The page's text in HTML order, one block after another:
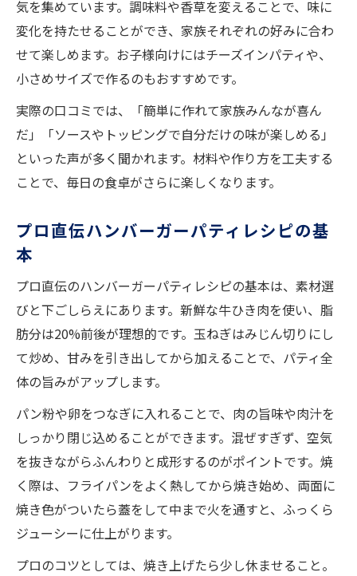
気を集めています。調味料や香草を変えることで、味に
変化を持たせることができ、家族それぞれの好みに合わ
せて楽しめます。お子様向けにはチーズインパティや、
小さめサイズで作るのもおすすめです。
実際の口コミでは、「簡単に作れて家族みんなが喜ん
だ」「ソースやトッピングで自分だけの味が楽しめる」
といった声が多く聞かれます。材料や作り方を工夫する
ことで、毎日の食卓がさらに楽しくなります。
プロ直伝ハンバーガーパティレシピの基
本
プロ直伝のハンバーガーパティレシピの基本は、素材選
びと下ごしらえにあります。新鮮な牛ひき肉を使い、脂
肪分は20%前後が理想的です。玉ねぎはみじん切りにし
て炒め、甘みを引き出してから加えることで、パティ全
体の旨みがアップします。
パン粉や卵をつなぎに入れることで、肉の旨味や肉汁を
しっかり閉じ込めることができます。混ぜすぎず、空気
を抜きながらふんわりと成形するのがポイントです。焼
く際は、フライパンをよく熱してから焼き始め、両面に
焼き色がついたら蓋をして中まで火を通すと、ふっくら
ジューシーに仕上がります。
プロのコツとしては、焼き上げたら少し休ませること。